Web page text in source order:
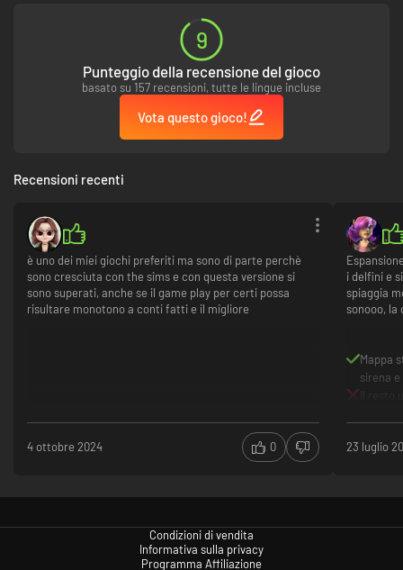
9
Punteggio della recensione del gioco
basato su 157 recensioni, tutte le lingue incluse
Vota questo gioco!
Recensioni recenti
è uno dei miei giochi preferiti ma sono di parte perchè
sono cresciuta con the sims e con questa versione si
sono superati, anche se il game play per certi possa
risultare monotono a conti fatti e il migliore
4 ottobre 2024 0
i delfini e
spiaggia
sonooo, la
Mappa
sirena
23 luglio
Condizioni di vendita
Informativa sulla privacy
Programma Affiliazione